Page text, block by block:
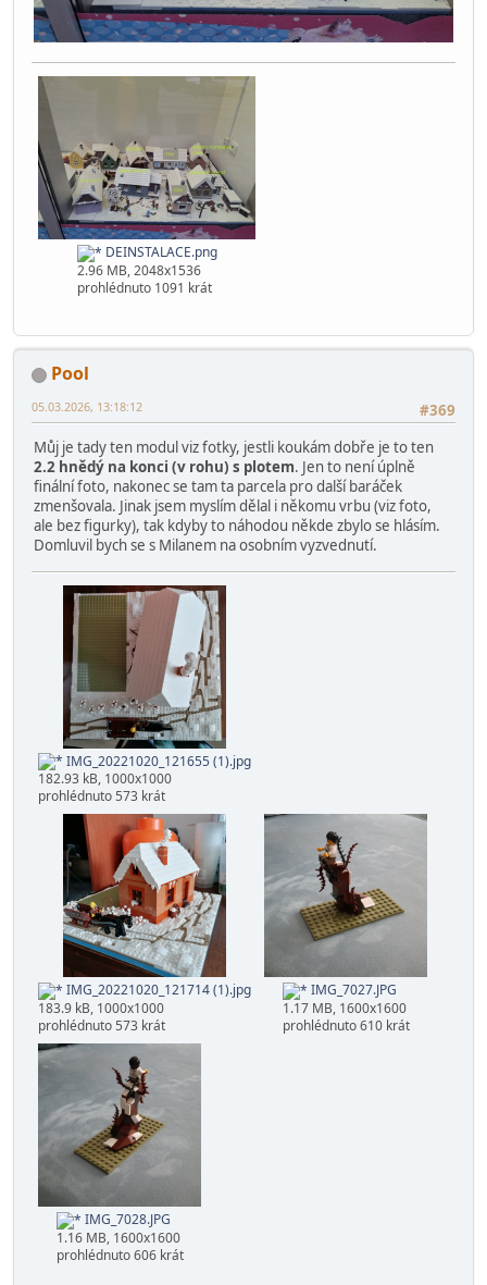
DEINSTALACE.png
2.96 MB, 2048x1536
prohlédnuto 1091 krát
Pool
#369
05.03.2026, 13:18:12
Můj je tady ten modul viz fotky, jestli koukám dobře je to ten
2.2 hnědý na konci (v rohu) s plotem. Jen to není úplně
finální foto, nakonec se tam ta parcela pro další baráček
zmenšovala. Jinak jsem myslím dělal i někomu vrbu (viz foto,
ale bez figurky), tak kdyby to náhodou někde zbylo se hlásím.
Domluvil bych se s Milanem na osobním vyzvednutí.
IMG_20221020_121655 (1).jpg
182.93 kB, 1000x1000
prohlédnuto 573 krát
IMG_20221020_121714 (1).jpg
183.9 kB, 1000x1000
prohlédnuto 573 krát
IMG_7027.JPG
1.17 MB, 1600x1600
prohlédnuto 610 krát
IMG_7028.JPG
1.16 MB, 1600x1600
prohlédnuto 606 krát